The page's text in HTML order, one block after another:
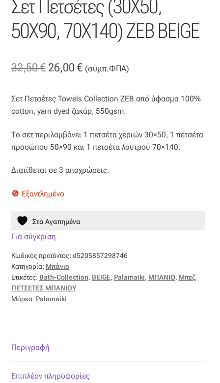
Επιπλόπανο
Ζακάρ
Λινό
Λονέτα
Οργάντζα διπλή
Οργάντζα με κέντημα
Οργάντζα με ταφτά
Σετ Πετσέτες (30X50,
50X90, 70X140) ZEB BEIGE
32,50€ Original
was:
26,00 €Η
τιμή
26,00 €.
(συμπ.ΦΠΑ)
Σετ Πετσέτες Towels Collection ZEB από ύφασμα 100%
cotton, yarn dyed ζακάρ, 550gsm.
Το σετ περιλαμβάνει 1 πετσέτα χεριών 30×50, 1 πέτσέτα
προσώπου 50×90 και 1 πετσέτα λουτρού 70×140.
Διατίθεται σε 3 αποχρώσεις.
Εξαντλημένο
Στα Αγαπημένα
Για σύγκριση
Κωδικός προϊόντος: d5205857298746
Κατηγορία: Μπάνιο
Ετικέτες: Bath-Collection, BEIGE, Palamaiki, ΜΠΑΝΙΟ, Μπεζ,
ΠΕΤΣΕΤΕΣ ΜΠΑΝΙΟΥ
Μάρκα: Palamaiki
Περιγραφή
Επιπλέον πληροφορίες